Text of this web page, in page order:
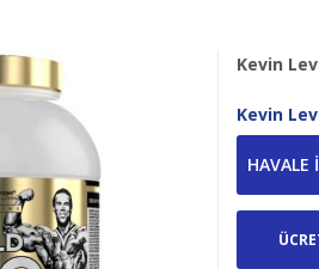
Kevin
Kevin
HAVALE